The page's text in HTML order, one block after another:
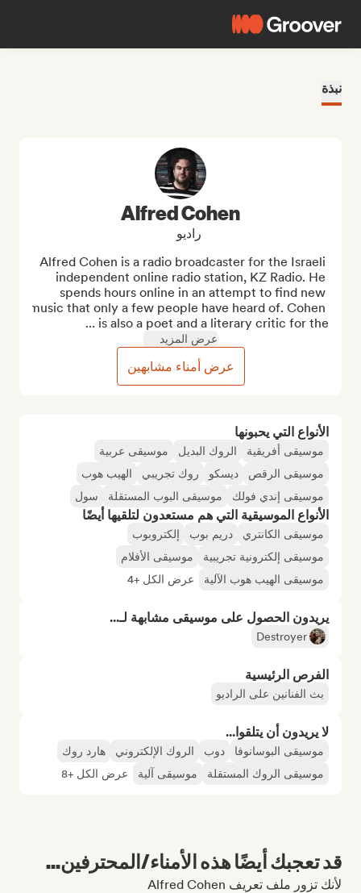
نبذة
الأنواع التي يحبونها
موسيقى أفريقية الروك البديل
موسيقى عربية
موسيقى الرقص
ديسكو روك تجريبي
الهيب هوب
موسيقى إندي فولك
موسيقى البوب المستقلة سول
الأنواع الموسيقية التي هم مستعدون لتلقيها أيضًا
موسيقى الكانتري دريم بوب
إلكتروبوب
موسيقى إلكترونية تجريبية
موسيقى الأفلام
موسيقى الهيب هوب الآلية
عرض الكل +4
يريدون الحصول على موسيقى مشابهة لـ...
Destroyer
الفرص الرئيسية
بث الفنانين على الراديو
لا يريدون أن يتلقوا...
موسيقى البوسانوفا دوب الروك الإلكتروني
هارد روك
موسيقى الروك المستقلة
موسيقى آلية عرض الكل +8
Alfred Cohen
راديو
Alfred Cohen is a radio broadcaster for the Israeli
independent online radio station, KZ Radio. He
spends hours online in an attempt to find new
music that only a few people have heard of. Cohen
is also a poet and a literary critic for the ...
عرض المزيد
عرض أمناء مشابهين
قد تعجبك أيضًا هذه الأمناء/المحترفين...
لأنك تزور ملف تعريف Alfred Cohen